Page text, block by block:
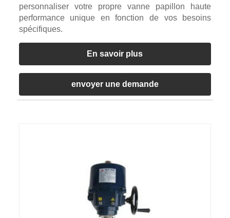
personnaliser votre propre vanne papillon haute
performance unique en fonction de vos besoins
spécifiques.
En savoir plus
envoyer une demande